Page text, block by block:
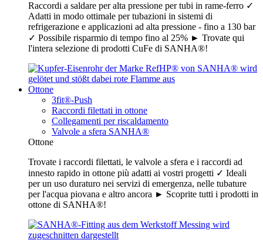
Raccordi a saldare per alta pressione per tubi in rame-ferro ✓
Adatti in modo ottimale per tubazioni in sistemi di
refrigerazione e applicazioni ad alta pressione - fino a 130 bar
✓ Possibile risparmio di tempo fino al 25% ► Trovate qui
l'intera selezione di prodotti CuFe di SANHA®!
Ottone
3fit®-Push
Raccordi filettati in ottone
Collegamenti per riscaldamento
Valvole a sfera SANHA®
Ottone
Trovate i raccordi filettati, le valvole a sfera e i raccordi ad
innesto rapido in ottone più adatti ai vostri progetti ✓ Ideali
per un uso duraturo nei servizi di emergenza, nelle tubature
per l'acqua piovana e altro ancora ► Scoprite tutti i prodotti in
ottone di SANHA®!